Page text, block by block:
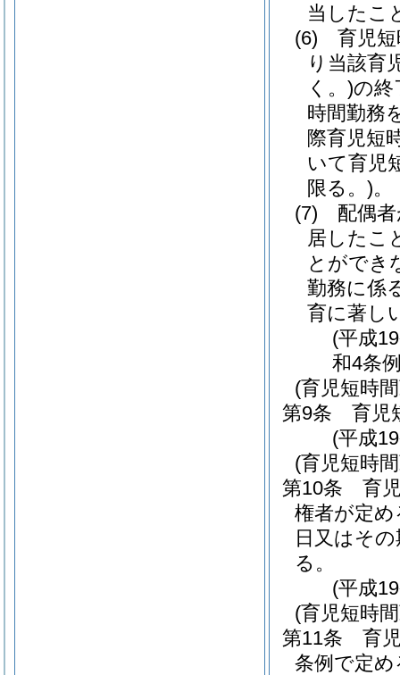
当したこ
(6)
育児
り当該育
く。)の終
時間勤務
際育児短
いて育児
限る。)。
(7)
配偶
居したこ
とができ
勤務に係
育に著し
(平成
和4条
(育児短時
第9条
育児
(平成
(育児短時
第10条
育
権者が定
日又はそ
る。
(平成
(育児短時
第11条
育
条例で定